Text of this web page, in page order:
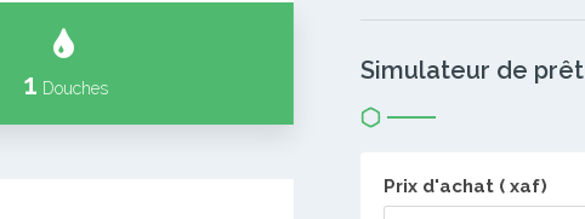
1 Douches
Simulateur de prêt
Prix d'achat ( xaf)